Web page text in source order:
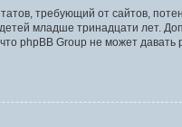
требующий от сайтов,
младше тринадцати лет.
phpBB Group не может давать